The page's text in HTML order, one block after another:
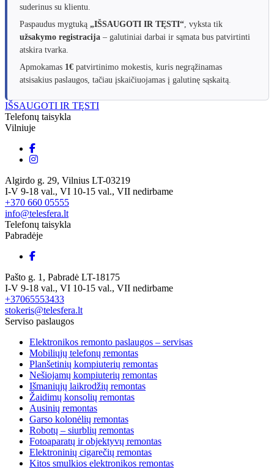
suderinus su klientu.
Paspaudus mygtuką „IŠSAUGOTI IR TĘSTI“ , vyksta tik
užsakymo registracija – galutiniai darbai ir sąmata bus patvirtinti
atskira tvarka.
Apmokamas 1€ patvirtinimo mokestis, kuris negrąžinamas
atsisakius paslaugos, tačiau įskaičiuojamas į galutinę sąskaitą.
IŠSAUGOTI IR TĘSTI
Telefonų taisykla
Vilniuje
Algirdo g. 29, Vilnius LT-03219
I-V 9-18 val., VI 10-15 val., VII nedirbame
+370 660 05555
info@telesfera.lt
Telefonų taisykla
Pabradėje
Pašto g. 1, Pabradė LT-18175
I-V 9-18 val., VI 10-15 val., VII nedirbame
+37065553433
stokeris@telesfera.lt
Serviso paslaugos
Elektronikos remonto paslaugos – servisas
Mobiliųjų telefonų remontas
Planšetinių kompiuterių remontas
Nešiojamų kompiuterių remontas
Išmaniųjų laikrodžių remontas
Žaidimų konsolių remontas
Ausinių remontas
Garso kolonėlių remontas
Robotų – siurblių remontas
Fotoaparatų ir objektyvų remontas
Elektroninių cigarečių remontas
Kitos smulkios elektronikos remontas